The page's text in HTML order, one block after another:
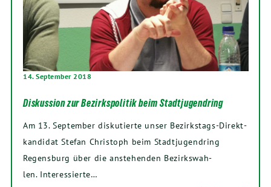
14. September 2018
Diskussion zur Bezirkspolitik beim Stadtjugendring
Am 13. Sep­tem­ber dis­ku­tier­te unser Bezirks­­­tags-Direk­t­­
kan­­di­­dat Ste­fan Chris­toph beim Stadt­ju­gend­ring
Regens­burg über die anste­hen­den Bezirks­wah­
len. Interessierte…